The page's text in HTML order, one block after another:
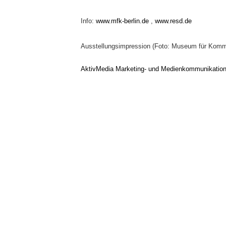
Info: www.mfk-berlin.de , www.resd.de
Ausstellungsimpression (Foto: Museum für
AktivMedia Marketing- und